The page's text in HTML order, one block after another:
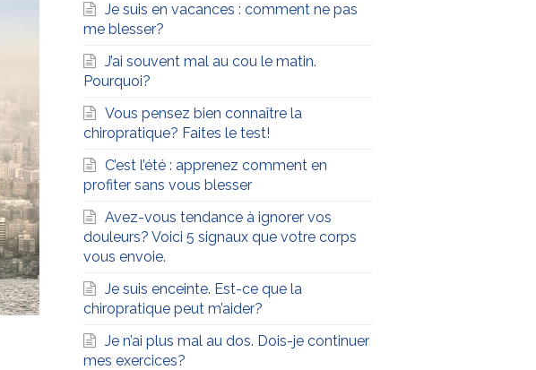
Je suis en vacances : comment ne pas
me blesser?
J’ai souvent mal au cou le matin.
Pourquoi?
Vous pensez bien connaître la
chiropratique? Faites le test!
C’est l’été : apprenez comment en
profiter sans vous blesser
Avez-vous tendance à ignorer vos
douleurs? Voici 5 signaux que votre corps
vous envoie.
Je suis enceinte. Est-ce que la
chiropratique peut m’aider?
Je n’ai plus mal au dos. Dois-je continuer
mes exercices?